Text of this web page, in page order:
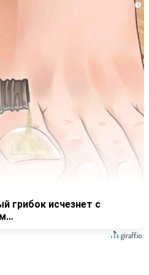
i
грибок исчезнет с